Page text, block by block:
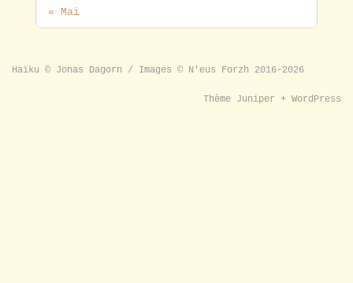
« Mai
Haïku © Jonas Dagorn / Images © N'eus Forzh 2016-2026
Thème Juniper + WordPress